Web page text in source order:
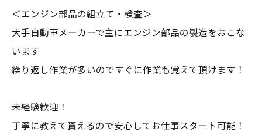
＜エンジン部品の組立て・検査＞
大手自動車メーカーで主にエンジン部品の製造をおこな
います
繰り返し作業が多いのですぐに作業も覚えて頂けます！
未経験歓迎！
丁寧に教えて貰えるので安心してお仕事スタート可能！